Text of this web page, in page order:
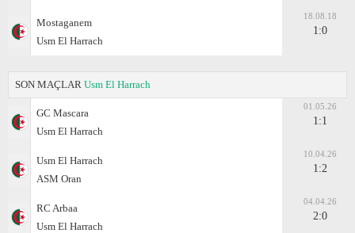
Mostaganem
Usm El Harrach
18.08.18
1:0
SON MAÇLAR Usm El Harrach
GC Mascara
Usm El Harrach
01.05.26
1:1
Usm El Harrach
ASM Oran
10.04.26
1:2
RC Arbaa
Usm El Harrach
04.04.26
2:0